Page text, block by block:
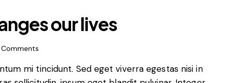
our lives
Comments
mi tincidunt. Sed eget viverra egestas nisi in